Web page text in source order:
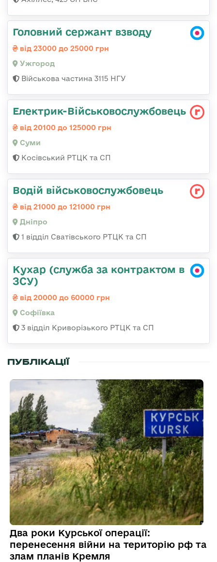
Головний сержант взводу
від 23000 до 25000 грн
Ужгород
Військова частина 3115 НГУ
Електрик-Військовослужбовець
від 20100 до 125000 грн
Суми
Косівський РТЦК та СП
Водій військовослужбовець
від 21000 до 121000 грн
Дніпро
1 відділ Сватівського РТЦК та СП
Кухар (служба за контрактом в
ЗСУ)
від 20000 до 60000 грн
Софіївка
3 відділ Криворізького РТЦК та СП
ПУБЛІКАЦІЇ
Два роки Курської операції:
перенесення війни на територію рф та
злам планів Кремля